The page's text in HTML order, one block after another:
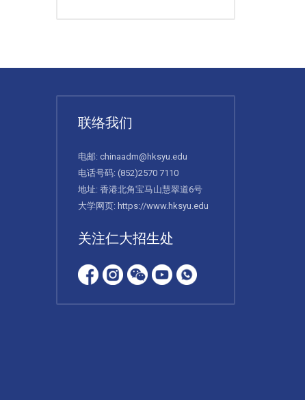
联络我们
电邮: chinaadm@hksyu.edu
电话号码: (852)2570 7110
地址: 香港北角宝马山慧翠道6号
大学网页: https://www.hksyu.edu
关注仁大招生处